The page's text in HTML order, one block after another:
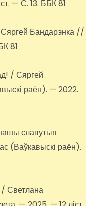
— С. 13. ББК 81
Бандарэнка //
81
/ Сяргей
раён). — 2022.
славутыя
(Ваўкавыскі раён).
/ Светлана